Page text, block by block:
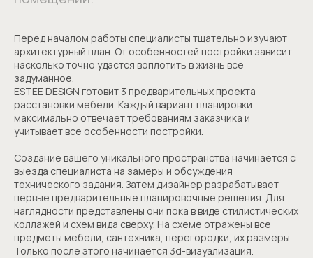
Перед началом работы специалисты тщательно изучают
архитектурный план. От особенностей постройки зависит
насколько точно удастся воплотить в жизнь все
задуманное.
ESTEE DESIGN готовит 3 предварительных проекта
расстановки мебели. Каждый вариант планировки
максимально отвечает требованиям заказчика и
учитывает все особенности постройки.
Создание вашего уникального пространства начинается с
выезда специалиста на замеры и обсуждения
технического задания. Затем дизайнер разрабатывает
первые предварительные планировочные решения. Для
наглядности представлены они пока в виде стилистических
коллажей и схем вида сверху. На схеме отражены все
предметы мебели, сантехника, перегородки, их размеры.
Только после этого начинается 3d-визуализация.